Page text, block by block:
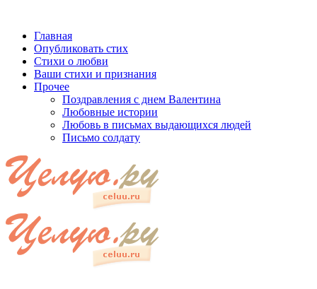
Главная
Опубликовать стих
Стихи о любви
Ваши стихи и признания
Прочее
Поздравления с днем Валентина
Любовные истории
Любовь в письмах выдающихся людей
Письмо солдату